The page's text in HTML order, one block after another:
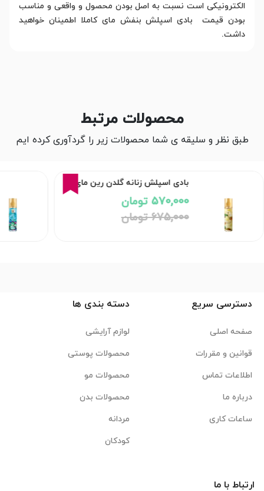
الکترونیکی است نسبت به اصل بودن محصول و واقعی و مناسب
بودن قیمت بادی اسپلش بنفش مای کاملا اطمینان خواهید
داشت.
محصولات مرتبط
طبق نظر و سلیقه ی شما محصولات زیر را گردآوری کرده ایم
بادی اسپلش زنانه گلدن رین مای
570,000 تومان
675,000 تومان
دسترسی سریع
صفحه اصلی
قوانین و مقررات
اطلاعات تماس
درباره ما
ساعات کاری
دسته بندی ها
لوازم آرایشی
محصولات پوستی
محصولات مو
محصولات بدن
مردانه
کودکان
ارتباط با ما